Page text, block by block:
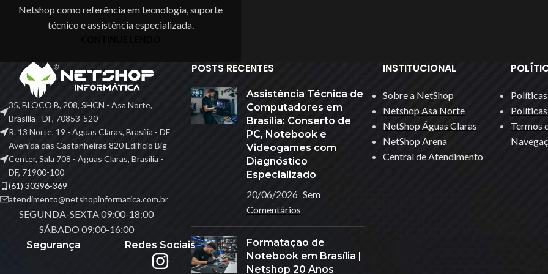
DRONES
Fita De Led
Gravador De Voz
Carregadores
Fita De Led
Gravador De Voz
Gravadora & Reprodutora
Relógio
Suportes
Netshop como referência em tecnologia, suporte
técnico e assistência especializada.
35, BLOCO B, 208, SHCN - Asa Norte,
Brasília - DF, 70853-520
R. 13 Norte, 19 - Águas Claras, Brasília - DF
Avenida das Castanheiras 820 Edifício Big
Center, Sala 708 - Águas Claras, Brasília -
DF, 71900-100
(61) 30396-369
atendimento@netshopinformatica.com.br
SEGUNDA-SEXTA 09:00-18:00
SÁBADO 09:00-16:00
Segurança
Redes Sociais
POSTS RECENTES
Assistência Técnica de
Computadores em
Brasília: Conserto de
PC, Notebook e
Videogames com
Diagnóstico
Especializado
20/06/2026 Sem
Comentários
Formatação de
Notebook em Brasília |
Netshop 20 Anos
INSTITUCIONAL
Sobre a NetShop
Netshop Asa Norte
NetShop Águas Claras
NetShop Arena
Central de Atendimento
Termos